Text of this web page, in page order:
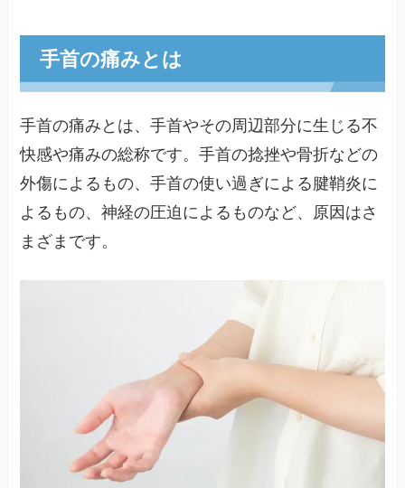
手首の痛みとは
手首の痛みとは、手首やその周辺部分に生じる不
快感や痛みの総称です。手首の捻挫や骨折などの
外傷によるもの、手首の使い過ぎによる腱鞘炎に
よるもの、神経の圧迫によるものなど、原因はさ
まざまです。